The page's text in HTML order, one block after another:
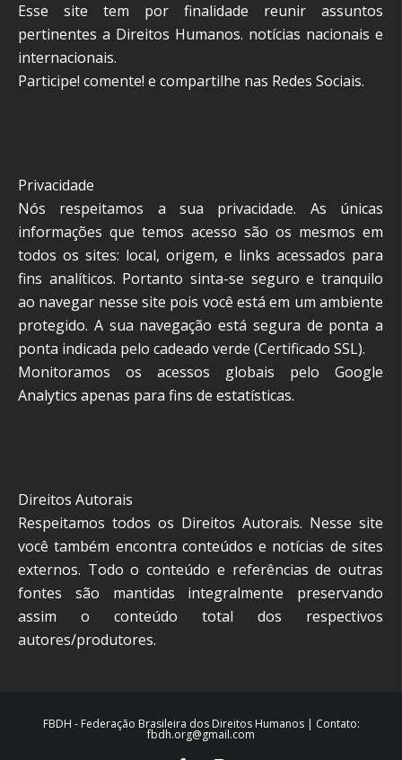
Esse site tem por finalidade reunir assuntos
pertinentes a Direitos Humanos. notícias nacionais e
internacionais.
Participe! comente! e compartilhe nas Redes Sociais.
Privacidade
Nós respeitamos a sua privacidade. As únicas
informações que temos acesso são os mesmos em
todos os sites: local, origem, e links acessados para
fins analíticos. Portanto sinta-se seguro e tranquilo
ao navegar nesse site pois você está em um ambiente
protegido. A sua navegação está segura de ponta a
ponta indicada pelo cadeado verde (Certificado SSL).
Monitoramos os acessos globais pelo Google
Analytics apenas para fins de estatísticas.
Direitos Autorais
Respeitamos todos os Direitos Autorais. Nesse site
você também encontra conteúdos e notícias de sites
externos. Todo o conteúdo e referências de outras
fontes são mantidas integralmente preservando
assim o conteúdo total dos respectivos
autores/produtores.
FBDH - Federação Brasileira dos Direitos Humanos | Contato:
fbdh.org@gmail.com